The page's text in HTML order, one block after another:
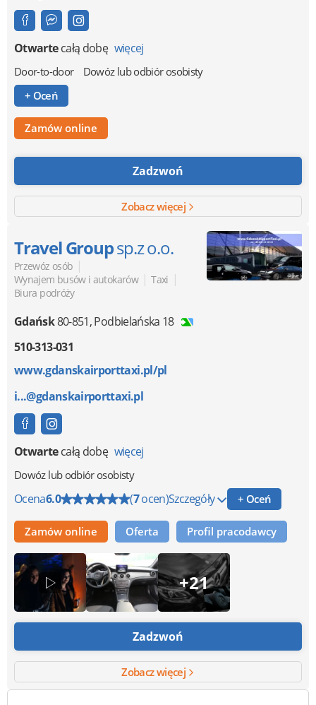
Otwartecałą dobę więcej
Door-to-door
Dowóz lub odbiór osobisty
+ Oceń
Zamów online
Zadzwoń
Zobacz więcej
Travel Groupsp.z o.o.
Przewóz osób |
Wynajem busów i autokarów | Taxi |
Biura podróży
Gdańsk80-851,Podbielańska 18
510-313-031
www.gdanskairporttaxi.pl/pl
i...@gdanskairporttaxi.pl
Otwartecałą dobę więcej
Dowóz lub odbiór osobisty
Ocena6.0 (7ocen)Szczegóły + Oceń
Zamów online Oferta Profil pracodawcy
+21
Zadzwoń
Zobacz więcej